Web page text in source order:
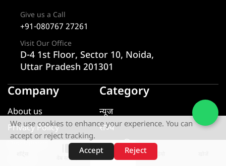
वेब स्टोरीज़
Give us a Call
+91-080767 27261
Visit Our Office
D-4 1st Floor, Sector 10, Noida,
Uttar Pradesh 201301
Company
About us
Privacy Policy
Disclaimer
Category
न्यूज
राज्य
एक्सक्लूसिव
यूटीलिटी
We use cookies to enhance your experience. You can
accept or reject tracking.
Accept
Reject